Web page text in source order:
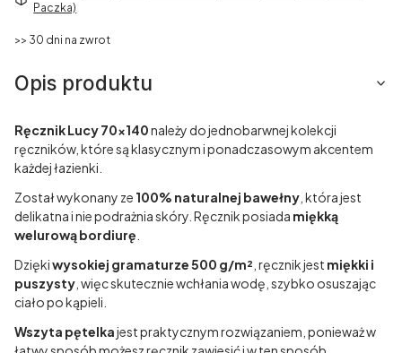
Paczka)
>> 30 dni na zwrot
Opis produktu
Ręcznik Lucy 70x140należy do jednobarwnej kolekcji
ręczników, które są klasycznym i ponadczasowym akcentem
każdej łazienki.
Został wykonany ze 100% naturalnej bawełny , która jest
delikatna i nie podrażnia skóry. Ręcznik posiada miękką
welurową bordiurę
Dziękiwysokiej gramaturze 500 g/m² , ręcznik jest miękki i
puszysty , więc skutecznie wchłania wodę, szybko osuszając
ciało po kąpieli.
Wszyta pętelkajest praktycznym rozwiązaniem, ponieważ w